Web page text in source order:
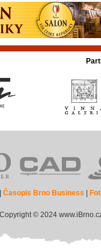
|Časopis Brno Business
Copyright © 2024